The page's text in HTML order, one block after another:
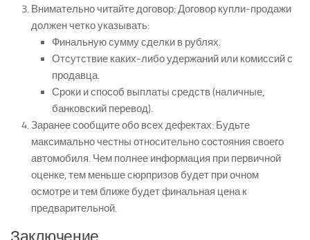
Внимательно читайте договор:Договор купли-продажи
должен четко указывать:
Финальную сумму сделки в рублях.
Отсутствие каких-либо удержаний или комиссий с
продавца.
Сроки и способ выплаты средств (наличные,
банковский перевод).
Заранее сообщите обо всех дефектах: Будьте
максимально честны относительно состояния своего
автомобиля. Чем полнее информация при первичной
оценке, тем меньше сюрпризов будет при очном
осмотре и тем ближе будет финальная цена к
предварительной.